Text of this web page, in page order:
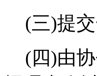
(三)提
(四)由